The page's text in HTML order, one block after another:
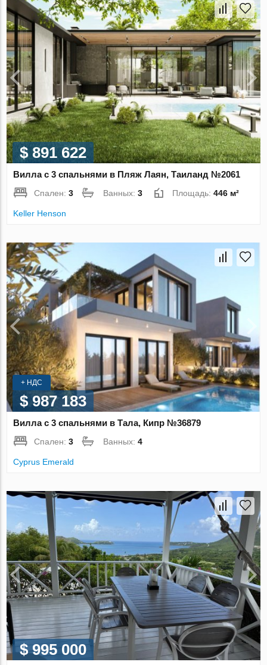
$ 891 622
Вилла с 3 спальнями в Пляж Лаян, Таиланд №2061
Спален:3 Ванных:3 Площадь:446 м²
Keller Henson
+ НДС
$ 987 183
Вилла с 3 спальнями в Тала, Кипр №36879
Спален:3 Ванных:4
Cyprus Emerald
$ 995 000